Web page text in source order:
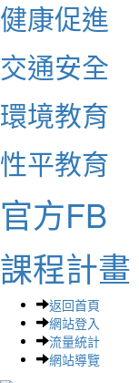
健康促進
交通安全
環境教育
性平教育
官方FB
課程計畫
返回首頁
網站登入
流量統計
網站導覽